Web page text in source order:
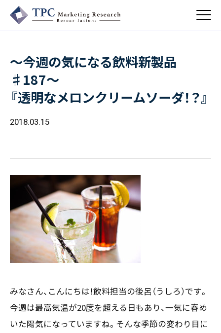
Mail form
About Us
私たちの強み
CSR
Business
- 市場調査
- アンケート調査
- クイックリサーチ
自主企画調査
お客様の声
Health & Food
Pharmaceuticals & Medical
Chemical & Life Sciences
Topics ／ トピックス
ALL
お知らせ
新刊情報
掲載情報
Newsletter
セミナー情報
TPCジャーナル
Recruit ／ 採用情報
採用TOP
- 求める人物像
- 人事育成システム
- エントリー一覧
Contents ／ 事業紹介
情報セキュリティ基本方針
コンプライアンス規程
プライバシーポリシー
～今週の気になる飲料新製品
♯187～
『透明なメロンクリームソーダ！？』
2018.03.15
みなさん、こんにちは！飲料担当の後呂（うしろ）です。
今週は最高気温が20度を超える日もあり、一気に春め
いた陽気になっていますね。そんな季節の変わり目に